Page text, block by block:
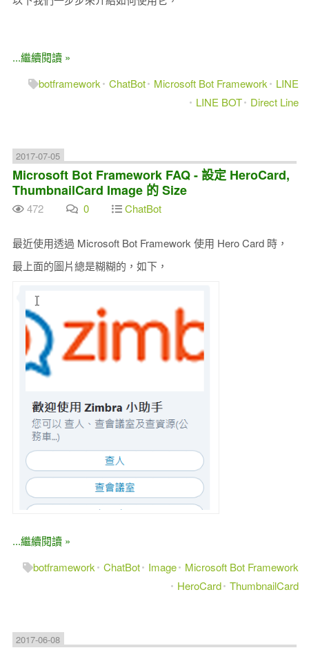
...繼續閱讀 »
botframework
ChatBot Microsoft Bot Framework
LINE
LINE BOT
Direct Line
2017-07-05
Microsoft Bot Framework FAQ - 設定 HeroCard,
ThumbnailCard Image 的 Size
472 0 ChatBot
最近使用透過 Microsoft Bot Framework 使用 Hero Card 時，
最上面的圖片總是糊糊的，如下，
...繼續閱讀 »
botframework
ChatBot Image
Microsoft Bot Framework
HeroCard ThumbnailCard
2017-06-08